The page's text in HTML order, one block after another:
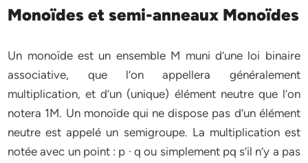
Monoïdes et semi-anneaux Monoïdes
Un monoïde est un ensemble M muni d’une loi binaire
associative, que l’on appellera généralement
multiplication, et d’un (unique) élément neutre que l’on
notera 1M. Un monoïde qui ne dispose pas d’un élément
neutre est appelé un semigroupe. La multiplication est
notée avec un point : p · q ou simplement pq s’il n’y a pas